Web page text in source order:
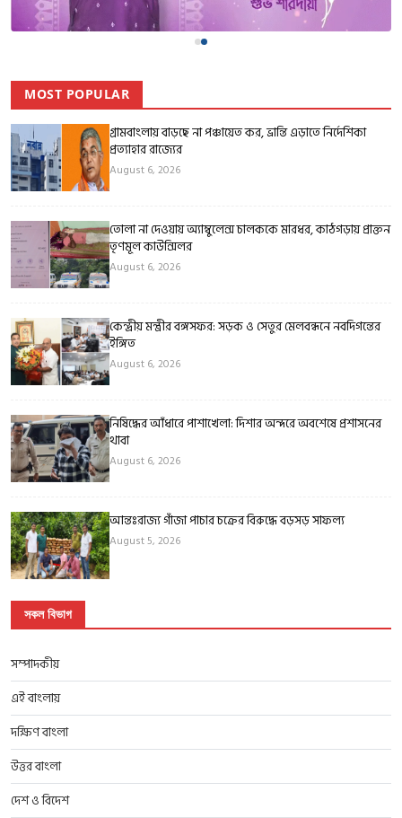
MOST POPULAR
গ্রামবাংলায় বাড়ছে না পঞ্চায়েত কর, ভ্রান্তি এড়াতে নির্দেশিকা
প্রত্যাহার রাজ্যের
August 6, 2026
তোলা না দেওয়ায় অ্যাম্বুলেন্স চালককে মারধর, কাঠগড়ায় প্রাক্তন
তৃণমূল কাউন্সিলর
August 6, 2026
কেন্দ্রীয় মন্ত্রীর বঙ্গসফর: সড়ক ও সেতুর মেলবন্ধনে নবদিগন্তের
ইঙ্গিত
August 6, 2026
নিষিদ্ধের আঁধারে পাশাখেলা: দিশার অন্দরে অবশেষে প্রশাসনের
থাবা
August 6, 2026
আন্তঃরাজ্য গাঁজা পাচার চক্রের বিরুদ্ধে বড়সড় সাফল্য
August 5, 2026
সকল বিভাগ
সম্পাদকীয়
এই বাংলায়
দক্ষিণ বাংলা
উত্তর বাংলা
দেশ ও বিদেশ